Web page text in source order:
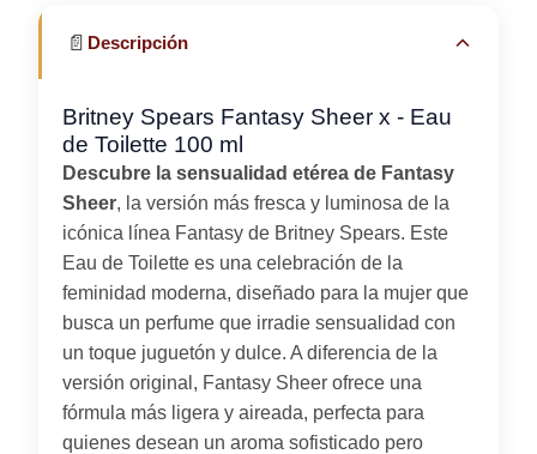
📄 Descripción
Britney Spears Fantasy Sheer x - Eau
de Toilette 100 ml
Descubre la sensualidad etérea de Fantasy
Sheer, la versión más fresca y luminosa de la
icónica línea Fantasy de Britney Spears. Este
Eau de Toilette es una celebración de la
feminidad moderna, diseñado para la mujer que
busca un perfume que irradie sensualidad con
un toque juguetón y dulce. A diferencia de la
versión original, Fantasy Sheer ofrece una
fórmula más ligera y aireada, perfecta para
quienes desean un aroma sofisticado pero